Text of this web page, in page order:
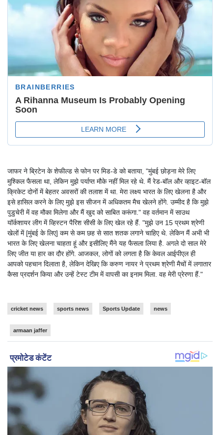
जाफर ने ब्रिटेन के शेफील्ड से फोन पर मिड-डे को बताया, "मुंबई छोड़ना मेरे लिए
मुश्किल फैसला था, लेकिन मुझे पर्याप्त मौके नहीं मिल रहे थे. मैं रेड-बॉल और व्हाइट-बॉल
क्रिकेट दोनों में बेहतर अवसरों की तलाश में था. मेरा लक्ष्य भारत के लिए खेलना है और
इसे हासिल करने के लिए मुझे इस सीजन में अधिकतम मैच खेलने होंगे. उम्मीद है कि मुझे
पुडुचेरी में वह मौका मिलेगा और मैं खुद को साबित करूंगा." वह वर्तमान में साउथ
यॉर्कशायर लीग में व्हिस्टन पैरिश सीसी के लिए खेल रहे हैं. "मुझे उन 15 प्रथम श्रेणी
खेलों में [मुंबई के लिए] कम से कम छह से सात शतक लगाने चाहिए थे. लेकिन मैं अभी भी
भारत के लिए खेलना चाहता हूं और इसीलिए मैंने यह फैसला लिया है. अगले दो साल मेरे
लिए जीत या हार का दौर होंगे. आजकल, लोगों को लगता है कि केवल आईपीएल ही
आपको पहचान दिलाता है, लेकिन देखिए कि करुण नायर ने प्रथम श्रेणी मैचों में लगातार
कैसा प्रदर्शन किया और उन्हें टेस्ट टीम में वापसी का इनाम मिला. वह मेरी प्रेरणा हैं."
cricket news sports news Sports Update news
armaan jaffer